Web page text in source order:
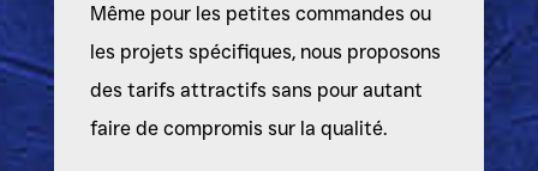
Même pour les petites commandes ou
les projets spécifiques, nous proposons
des tarifs attractifs sans pour autant
faire de compromis sur la qualité.